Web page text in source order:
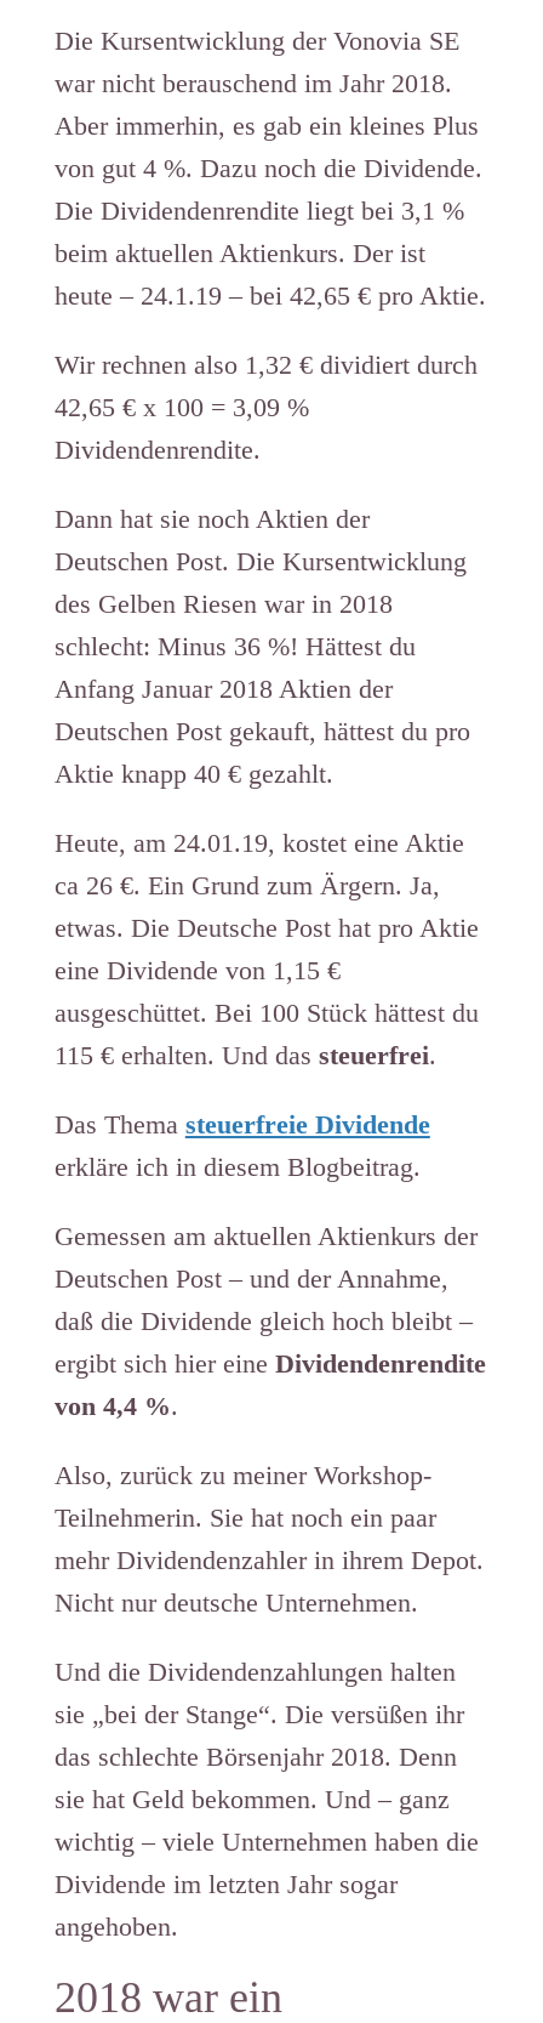
Die Kursentwicklung der Vonovia SE
war nicht berauschend im Jahr 2018.
Aber immerhin, es gab ein kleines Plus
von gut 4 %. Dazu noch die Dividende.
Die Dividendenrendite liegt bei 3,1 %
beim aktuellen Aktienkurs. Der ist
heute – 24.1.19 – bei 42,65 € pro Aktie.
Wir rechnen also 1,32 € dividiert durch
42,65 € x 100 = 3,09 %
Dividendenrendite.
Dann hat sie noch Aktien der
Deutschen Post. Die Kursentwicklung
des Gelben Riesen war in 2018
schlecht: Minus 36 %! Hättest du
Anfang Januar 2018 Aktien der
Deutschen Post gekauft, hättest du pro
Aktie knapp 40 € gezahlt.
Heute, am 24.01.19, kostet eine Aktie
ca 26 €. Ein Grund zum Ärgern. Ja,
etwas. Die Deutsche Post hat pro Aktie
eine Dividende von 1,15 €
ausgeschüttet. Bei 100 Stück hättest du
115 € erhalten. Und das steuerfrei.
Das Thema steuerfreie Dividende
erkläre ich in diesem Blogbeitrag.
Gemessen am aktuellen Aktienkurs der
Deutschen Post – und der Annahme,
daß die Dividende gleich hoch bleibt –
ergibt sich hier eine Dividendenrendite
von 4,4 %.
Also, zurück zu meiner Workshop-
Teilnehmerin. Sie hat noch ein paar
mehr Dividendenzahler in ihrem Depot.
Nicht nur deutsche Unternehmen.
Und die Dividendenzahlungen halten
sie „bei der Stange“. Die versüßen ihr
das schlechte Börsenjahr 2018. Denn
sie hat Geld bekommen. Und – ganz
wichtig – viele Unternehmen haben die
Dividende im letzten Jahr sogar
angehoben.
2018 war ein